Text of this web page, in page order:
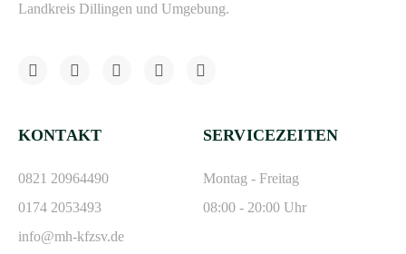
Landkreis Dillingen und Umgebung.
KONTAKT
0821 20964490
0174 2053493
info@mh-kfzsv.de
SERVICEZEITEN
Montag - Freitag
08:00 - 20:00 Uhr